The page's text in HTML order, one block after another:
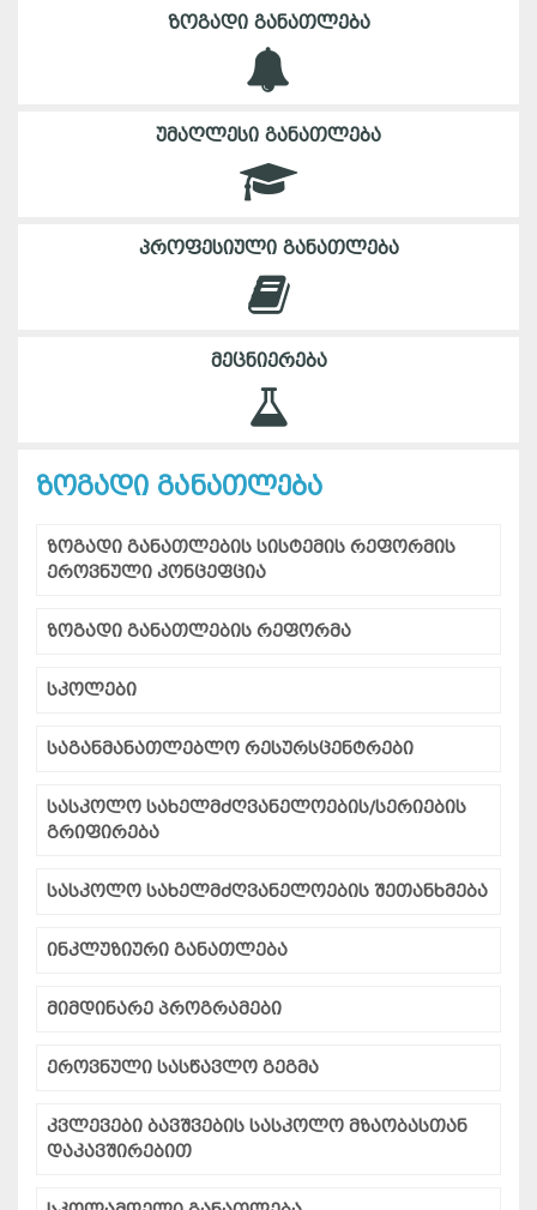
ᲖᲝᲒᲐᲓᲘ ᲒᲐᲜᲐᲗᲚᲔᲑᲐ
ᲣᲛᲐᲦᲚᲔᲡᲘ ᲒᲐᲜᲐᲗᲚᲔᲑᲐ
ᲞᲠᲝᲤᲔᲡᲘᲣᲚᲘ ᲒᲐᲜᲐᲗᲚᲔᲑᲐ
ᲛᲔᲪᲜᲘᲔᲠᲔᲑᲐ
ზოგადი განათლება
ზოგადი განათლების სისტემის რეფორმის
ეროვნული კონცეფცია
ზოგადი განათლების რეფორმა
სკოლები
საგანმანათლებლო რესურსცენტრები
სასკოლო სახელმძღვანელოების/სერიების
გრიფირება
სასკოლო სახელმძღვანელოების შეთანხმება
ინკლუზიური განათლება
მიმდინარე პროგრამები
ეროვნული სასწავლო გეგმა
კვლევები ბავშვების სასკოლო მზაობასთან
დაკავშირებით